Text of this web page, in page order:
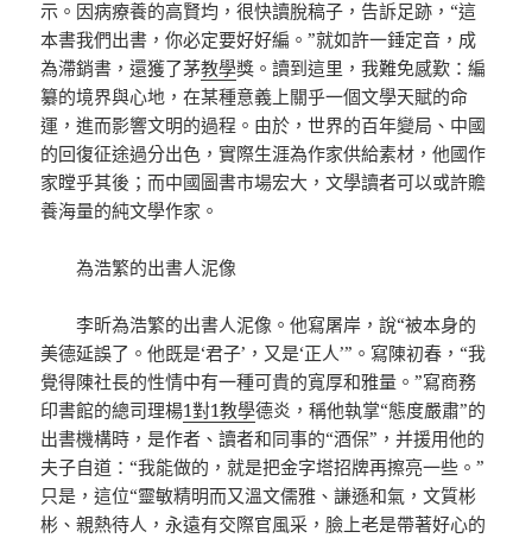
示。因病療養的高賢均，很快讀脫稿子，告訴足跡，“這
本書我們出書，你必定要好好編。”就如許一錘定音，成
為滯銷書，還獲了茅教學獎。讀到這里，我難免感歎：編
纂的境界與心地，在某種意義上關乎一個文學天賦的命
運，進而影響文明的過程。由於，世界的百年變局、中國
的回復征途過分出色，實際生涯為作家供給素材，他國作
家瞠乎其後；而中國圖書市場宏大，文學讀者可以或許贍
養海量的純文學作家。
為浩繁的出書人泥像
李昕為浩繁的出書人泥像。他寫屠岸，說“被本身的
美德延誤了。他既是‘君子’，又是‘正人’”。寫陳初春，“我
覺得陳社長的性情中有一種可貴的寬厚和雅量。”寫商務
印書館的總司理楊1對1教學德炎，稱他執掌“態度嚴肅”的
出書機構時，是作者、讀者和同事的“酒保”，并援用他的
夫子自道：“我能做的，就是把金字塔招牌再擦亮一些。”
只是，這位“靈敏精明而又溫文儒雅、謙遜和氣，文質彬
彬、親熱待人，永遠有交際官風采，臉上老是帶著好心的